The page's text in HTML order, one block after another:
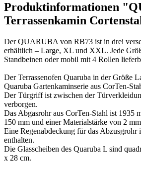
Produktinformationen
Terrassenkamin
Der QUARUBA von RB73 ist in drei
erhältlich – Large, XL und XXL. Jede
Standbeinen oder mobil mit 4 Rollen
Der Terrassenofen Quaruba in der Größe
Quaruba Gartenkaminserie aus CorTen-
Der Türgriff ist zwischen der
verborgen.
Das Abgasrohr aus CorTen-Stahl ist 1935
150 mm und einer Materialstärke von 2
Eine Regenabdeckung für das
enthalten.
Die Glasscheiben des Quaruba L sind
x 28 cm.